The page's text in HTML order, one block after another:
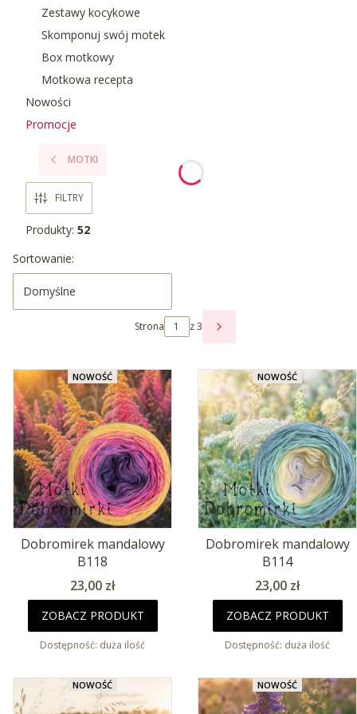
Zestawy kocykowe
Skomponuj swój motek
Box motkowy
Motkowa recepta
Nowości
Promocje
MOTKI
FILTRY
Produkty: 52
Lista produktów
Sortowanie:
Domyślne
Strona z 3
NASTĘPNE PRODUKTY
NOWOŚĆ
Dobromirek mandalowy
B118
Cena
23,00 zł
ZOBACZ PRODUKT
Dostępność: duża ilość
NOWOŚĆ
Dobromirek mandalowy
B114
Cena
23,00 zł
ZOBACZ PRODUKT
Dostępność: duża ilość
NOWOŚĆ NOWOŚĆ